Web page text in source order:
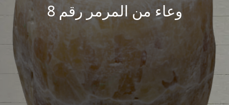
وعاء من المرمر رقم 8